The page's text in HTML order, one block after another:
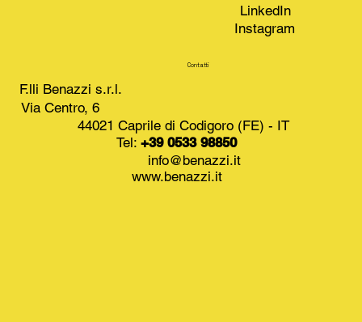
LinkedIn
Instagram
Contatti
F.lli Benazzi s.r.l.
Via Centro, 6
44021 Caprile di Codigoro (FE) - IT
Tel: +39 0533 98850
www.benazzi.it
info@benazzi.it